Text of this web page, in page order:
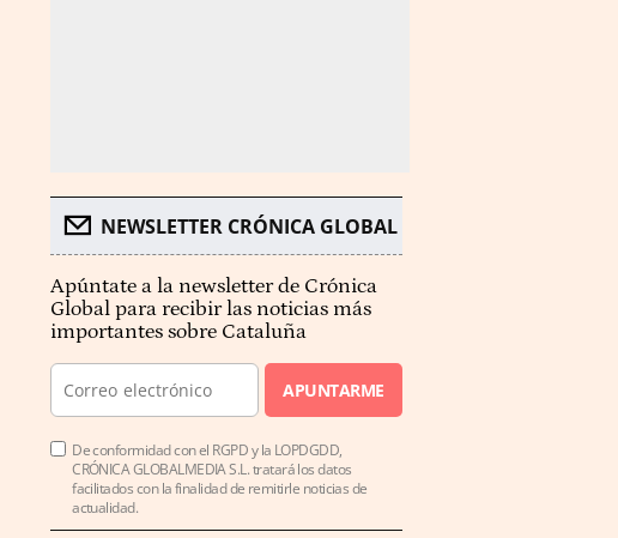
NEWSLETTER CRÓNICA GLOBAL
Apúntate a la newsletter de Crónica
Global para recibir las noticias más
importantes sobre Cataluña
APUNTARME
De conformidad con el RGPD y la LOPDGDD,
CRÓNICA GLOBALMEDIA S.L. tratará los datos
facilitados con la finalidad de remitirle noticias de
actualidad.